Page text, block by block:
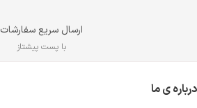
ارسال سریع سفارشات
با پست پیشتاز
درباره ی ما